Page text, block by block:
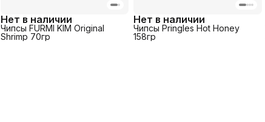
Нет в наличии
Чипсы FURMI KIM Original
Shrimp 70гр
Нет в наличии
Чипсы Pringles Hot Honey
158гр